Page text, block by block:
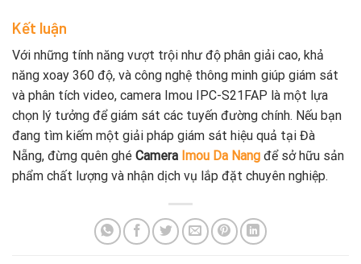
Kết luận
Với những tính năng vượt trội như độ phân giải cao, khả
năng xoay 360 độ, và công nghệ thông minh giúp giám sát
và phân tích video, camera Imou IPC-S21FAP là một lựa
chọn lý tưởng để giám sát các tuyến đường chính. Nếu bạn
đang tìm kiếm một giải pháp giám sát hiệu quả tại Đà
Nẵng, đừng quên ghé Camera Imou Da Nang để sở hữu sản
phẩm chất lượng và nhận dịch vụ lắp đặt chuyên nghiệp.